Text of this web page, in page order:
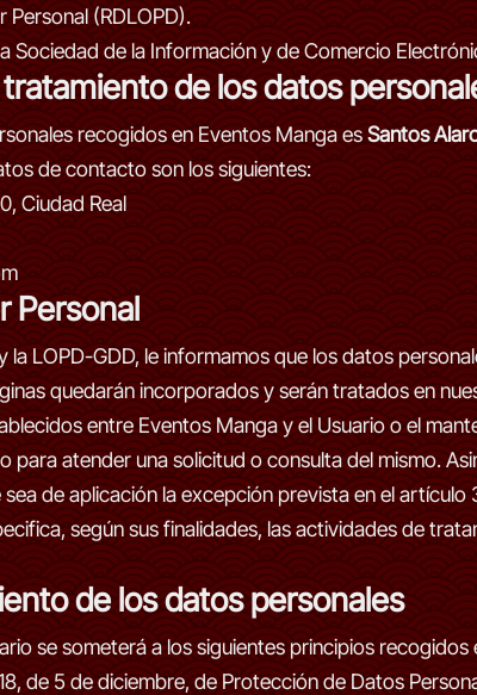
(RDLOPD).
Sociedad de la Información y de Comercio
de los datos
recogidos en Eventos Manga esSantos
de contacto son los siguientes:
Ciudad Real
Personal
la LOPD-GDD, le informamos que los datos
quedarán incorporados y serán tratados en
entre Eventos Manga y el Usuario o el
para atender una solicitud o consulta del mismo.
de aplicación la excepción prevista en el artículo
según sus finalidades, las actividades de
de los datos personales
se someterá a los siguientes principios recogidos
de 5 de diciembre, de Protección de Datos